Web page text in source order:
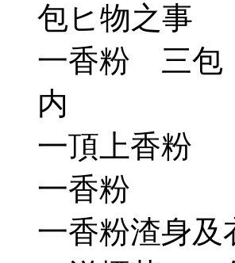
包ヒ物之事
一香粉 三包
内
一頂上香粉
一香粉
一香粉渣身及